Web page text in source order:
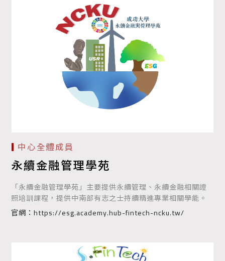
中心全體成員
永續金融管理學苑
「永續金融管理學苑」主要提供永續管理、永續金融相關證
照培訓課程，提供中南部有志之士持續精進專業相關學能。
官網：https://esg.academy.hub-fintech-ncku.tw/